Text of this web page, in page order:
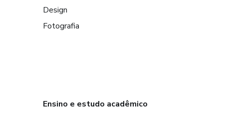
Design
Fotografia
Ensino e estudo acadêmico